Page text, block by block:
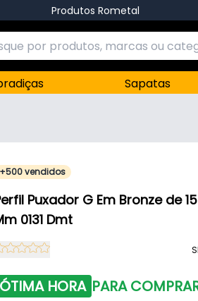
Produtos Rometal
Sapatas
+500 vendidos
Puxador G Em Bronze de
0131 Dmt
ÓTIMA HORA PARA